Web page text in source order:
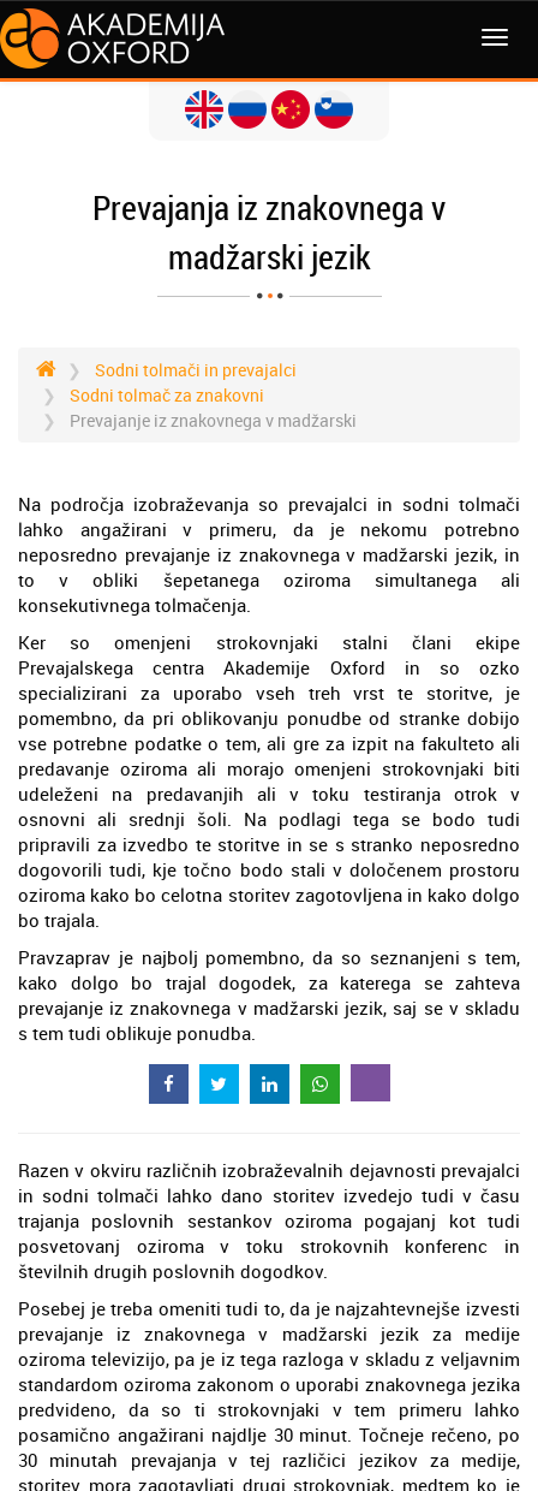
MENI
Prevajanja iz znakovnega v
madžarski jezik
Sodni tolmači in prevajalci
Sodni tolmač za znakovni
Prevajanje iz znakovnega v madžarski
Na področja izobraževanja so prevajalci in sodni tolmači
lahko angažirani v primeru, da je nekomu potrebno
neposredno prevajanje iz znakovnega v madžarski jezik, in
to v obliki šepetanega oziroma simultanega ali
konsekutivnega tolmačenja.
Ker so omenjeni strokovnjaki stalni člani ekipe
Prevajalskega centra Akademije Oxford in so ozko
specializirani za uporabo vseh treh vrst te storitve, je
pomembno, da pri oblikovanju ponudbe od stranke dobijo
vse potrebne podatke o tem, ali gre za izpit na fakulteto ali
predavanje oziroma ali morajo omenjeni strokovnjaki biti
udeleženi na predavanjih ali v toku testiranja otrok v
osnovni ali srednji šoli. Na podlagi tega se bodo tudi
pripravili za izvedbo te storitve in se s stranko neposredno
dogovorili tudi, kje točno bodo stali v določenem prostoru
oziroma kako bo celotna storitev zagotovljena in kako dolgo
bo trajala.
Pravzaprav je najbolj pomembno, da so seznanjeni s tem,
kako dolgo bo trajal dogodek, za katerega se zahteva
prevajanje iz znakovnega v madžarski jezik, saj se v skladu
s tem tudi oblikuje ponudba.
Razen v okviru različnih izobraževalnih dejavnosti prevajalci
in sodni tolmači lahko dano storitev izvedejo tudi v času
trajanja poslovnih sestankov oziroma pogajanj kot tudi
posvetovanj oziroma v toku strokovnih konferenc in
številnih drugih poslovnih dogodkov.
Posebej je treba omeniti tudi to, da je najzahtevnejše izvesti
prevajanje iz znakovnega v madžarski jezik za medije
oziroma televizijo, pa je iz tega razloga v skladu z veljavnim
standardom oziroma zakonom o uporabi znakovnega jezika
predvideno, da so ti strokovnjaki v tem primeru lahko
posamično angažirani najdlje 30 minut. Točneje rečeno, po
30 minutah prevajanja v tej različici jezikov za medije,
storitev mora zagotavljati drugi strokovnjak, medtem ko je